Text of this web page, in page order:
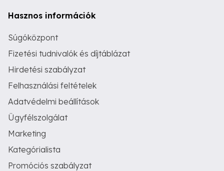
Hasznos információk
Súgóközpont
Fizetési tudnivalók és díjtáblázat
Hirdetési szabályzat
Felhasználási feltételek
Adatvédelmi beállítások
Ügyfélszolgálat
Marketing
Kategórialista
Promóciós szabályzat